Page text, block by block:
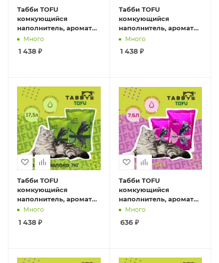
Табби TOFU
комкующийся
наполнитель, аромат
"Жасмин", 7кг / 17,5л
Много
1 438 ₽
Табби TOFU
комкующийся
наполнитель, аромат
"Японский чай", 7кг /
Много
1 438₽
Табби TOFU
комкующийся
наполнитель, аромат
"Зеленое яблоко", 7кг /
Много
1 438 ₽
Табби TOFU
комкующийся
наполнитель, аромат
"Жасмин", 3кг /7,5л
Много
636₽